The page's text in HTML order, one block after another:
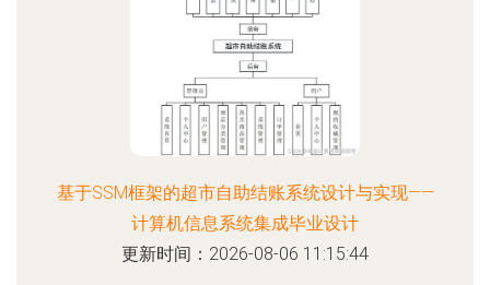
基于SSM框架的超市自助结账系统设计与实现——
计算机信息系统集成毕业设计
更新时间：2026-08-06 11:15:44